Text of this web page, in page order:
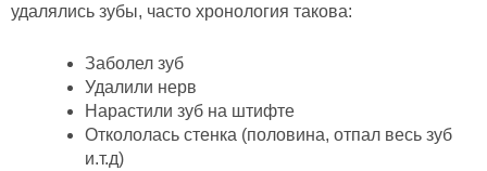
удалялись зубы, часто хронология такова:
Заболел зуб
Удалили нерв
Нарастили зуб на штифте
Откололась стенка (половина, отпал весь зуб
и.т.д)